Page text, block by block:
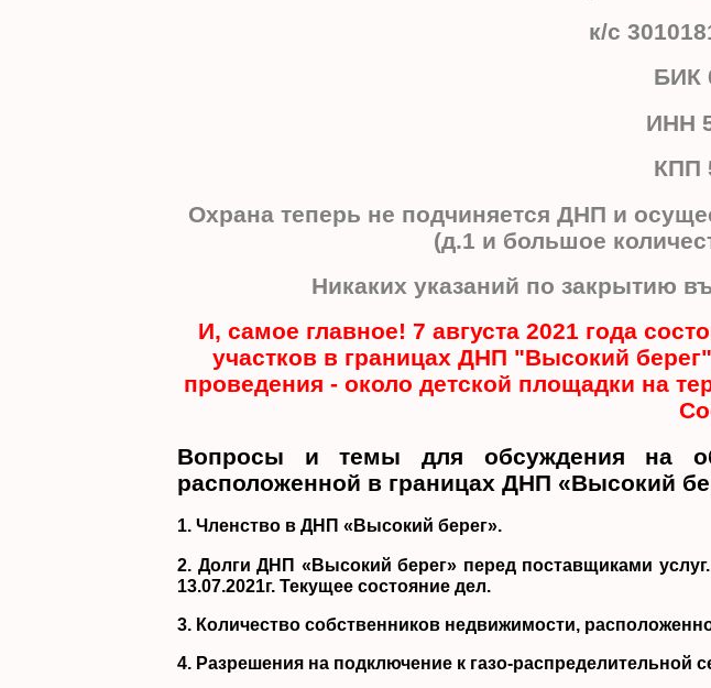
к/с
БИК
ИНН
КПП
Охрана теперь не подчиняется ДНП и
(д.1 и большое
Никаких указаний по закрытию
И, самое главное! 7 августа 2021 года
участков в границах ДНП "Высокий
проведения - около детской площадки на
Вопросы и темы для обсуждения на
расположенной в границах ДНП «Высокий
1. Членство в ДНП «Высокий берег».
2. Долги ДНП «Высокий берег» перед поставщиками
13.07.2021г. Текущее состояние дел.
3. Количество собственников недвижимости,
4. Разрешения на подключение к газо-распределительной